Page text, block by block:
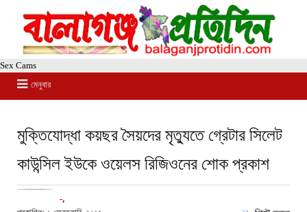
Sex Cams
মেনুবার
মুক্তিযোদ্ধা কয়ছর সৈয়দের মৃত্যুতে গ্রেটার সিলেট
কাউন্সিল ইউকে ওয়েলস রিজিওনের শোক প্রকাশ
-,